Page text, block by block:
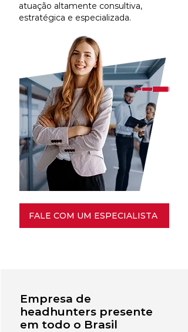
atuação altamente consultiva,
estratégica e especializada.
FALE COM UM ESPECIALISTA
Empresa de
headhunters presente
em todo o Brasil